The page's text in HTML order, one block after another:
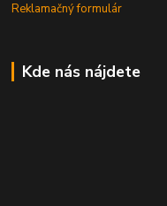
Reklamačný formulár
Kde nás nájdete